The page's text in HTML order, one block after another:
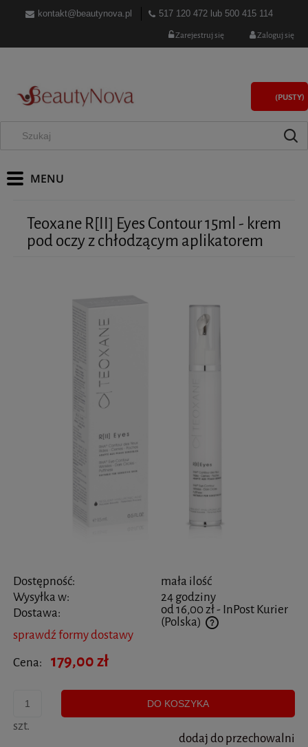
kontakt@beautynova.pl 517 120 472 lub 500 415 114
Zarejestruj się Zaloguj się
(PUSTY)
Teoxane R[II] Eyes Contour 15ml - krem
pod oczy z chłodzącym aplikatorem
Dostępność:
mała ilość
Wysyłka w:
24 godziny
Dostawa:
od 16,00 zł- InPost Kurier
(Polska)
Cena nie zawiera ewentualnych kosztów płatności
sprawdź formy dostawy
Cena:
179,00 zł
szt.
DO KOSZYKA
dodaj do przechowalni